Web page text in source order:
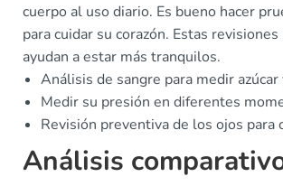
cuerpo al uso diario. Es bueno hacer
para cuidar su corazón. Estas
ayudan a estar más tranquilos.
Análisis de sangre para medir azúcar
Medir su presión en diferentes
Revisión preventiva de los ojos para
Análisis